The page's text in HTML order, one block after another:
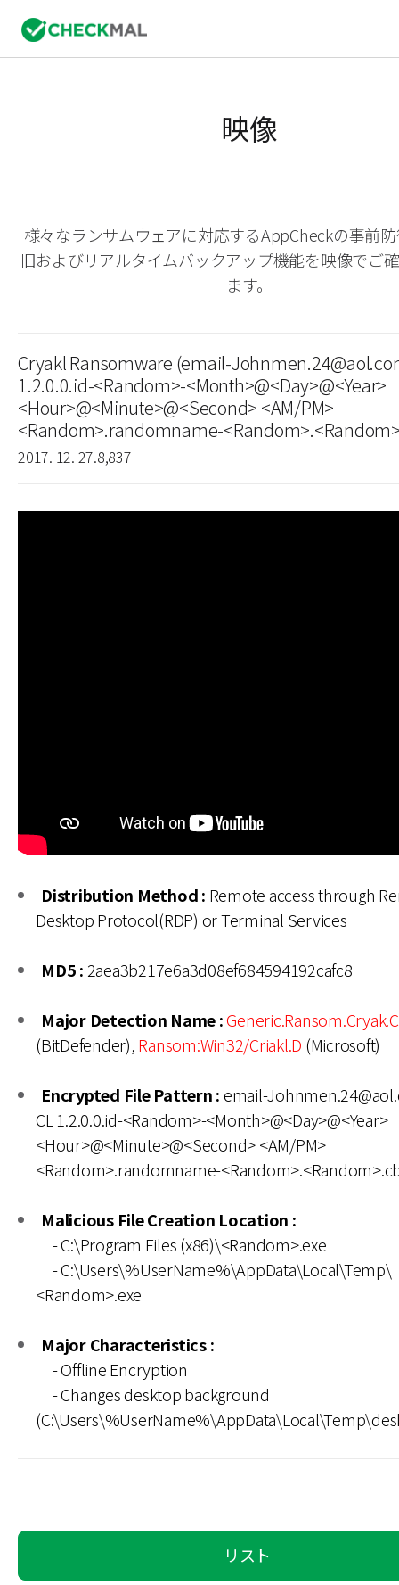
映像
様々なランサムウェアに対応するAppCheckの事前
旧およびリアルタイムバックアップ機能を映像でご
ます。
Cryakl Ransomware (email-
1.2.0.0.id-<Random>-<Month>@<Day>@<Year>
<Hour>@<Minute>@<Second> <AM/PM>
<Random>.randomname-
2017. 12. 27.8,837
Distribution Method : Remote access through
Desktop Protocol(RDP) or Terminal Services
MD5 : 2aea3b217e6a3d08ef684594192cafc8
Major Detection Name :
(BitDefender),Ransom:Win32/Criakl.D (Microsoft)
Encrypted File Pattern : email-
CL 1.2.0.0.id-<Random>-<Month>@<Day>@<Year>
<Hour>@<Minute>@<Second> <AM/PM>
<Random>.randomname-
Malicious File Creation Location :
- C:\Program Files (x86)\<Random>.exe
- C:\Users\%UserName%\AppData\Local\Temp\
<Random>.exe
Major Characteristics :
- Offline Encryption
- Changes desktop background
リスト